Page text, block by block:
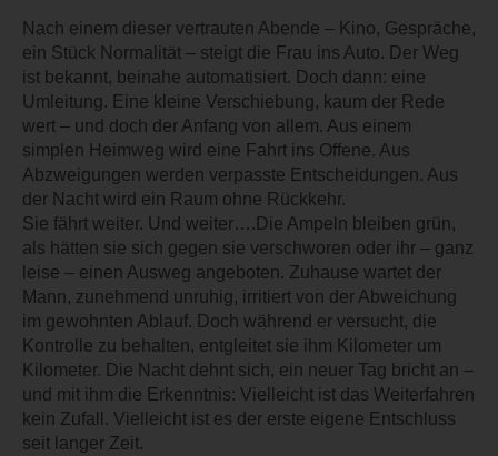
Nach einem dieser vertrauten Abende – Kino, Gespräche,
ein Stück Normalität – steigt die Frau ins Auto. Der Weg
ist bekannt, beinahe automatisiert. Doch dann: eine
Umleitung. Eine kleine Verschiebung, kaum der Rede
wert – und doch der Anfang von allem. Aus einem
simplen Heimweg wird eine Fahrt ins Offene. Aus
Abzweigungen werden verpasste Entscheidungen. Aus
der Nacht wird ein Raum ohne Rückkehr.
Sie fährt weiter. Und weiter….Die Ampeln bleiben grün,
als hätten sie sich gegen sie verschworen oder ihr – ganz
leise – einen Ausweg angeboten. Zuhause wartet der
Mann, zunehmend unruhig, irritiert von der Abweichung
im gewohnten Ablauf. Doch während er versucht, die
Kontrolle zu behalten, entgleitet sie ihm Kilometer um
Kilometer. Die Nacht dehnt sich, ein neuer Tag bricht an –
und mit ihm die Erkenntnis: Vielleicht ist das Weiterfahren
kein Zufall. Vielleicht ist es der erste eigene Entschluss
seit langer Zeit.